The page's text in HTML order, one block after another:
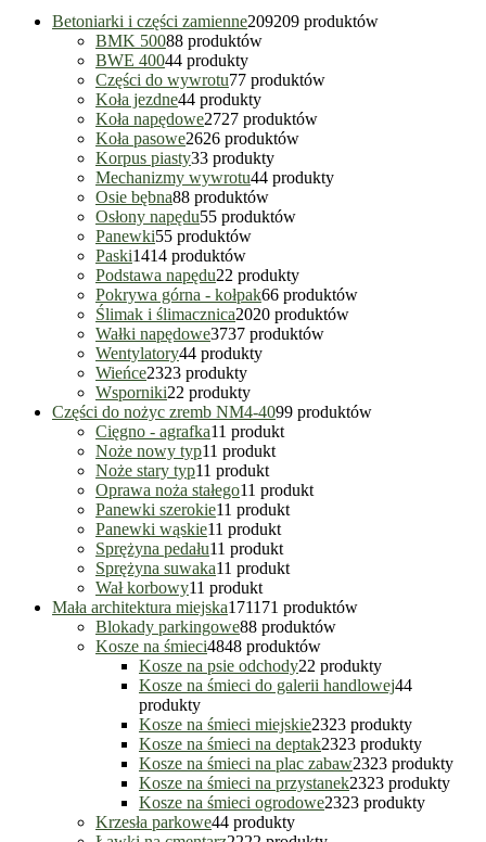
Betoniarki i części zamienne209209 produktów
BMK 50088 produktów
BWE 40044 produkty
Części do wywrotu77 produktów
Koła jezdne44 produkty
Koła napędowe2727 produktów
Koła pasowe2626 produktów
Korpus piasty33 produkty
Mechanizmy wywrotu44 produkty
Osie bębna88 produktów
Osłony napędu55 produktów
Panewki55 produktów
Paski1414 produktów
Podstawa napędu22 produkty
Pokrywa górna - kołpak66 produktów
Ślimak i ślimacznica2020 produktów
Wałki napędowe3737 produktów
Wentylatory44 produkty
Wieńce2323 produkty
Wsporniki22 produkty
Części do nożyc zremb NM4-4099 produktów
Cięgno - agrafka11 produkt
Noże nowy typ11 produkt
Noże stary typ11 produkt
Oprawa noża stałego11 produkt
Panewki szerokie11 produkt
Panewki wąskie11 produkt
Sprężyna pedału11 produkt
Sprężyna suwaka11 produkt
Wał korbowy11 produkt
Mała architektura miejska171171 produktów
Blokady parkingowe88 produktów
Kosze na śmieci4848 produktów
Kosze na psie odchody22 produkty
Kosze na śmieci do galerii handlowej44
produkty
Kosze na śmieci miejskie2323 produkty
Kosze na śmieci na deptak2323 produkty
Kosze na śmieci na plac zabaw2323 produkty
Kosze na śmieci na przystanek2323 produkty
Kosze na śmieci ogrodowe2323 produkty
Krzesła parkowe44 produkty